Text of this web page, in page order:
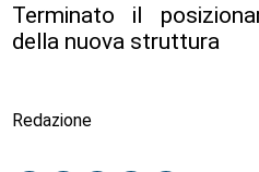
Terminato il
della nuova struttura
Redazione